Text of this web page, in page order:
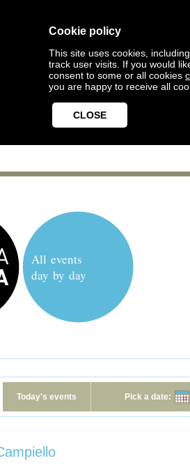
Cookie policy
This site uses cookies,
track user visits. If you would
consent to some or all cookies
you are happy to receive all
CLOSE
All events
day by day
Today's events Pick a date: